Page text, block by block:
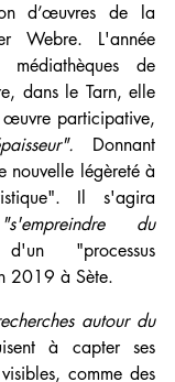
d’œuvres de la
Webre. L'année
de
dans le Tarn, elle
œuvre participative,
Donnant
nouvelle légèreté à
Il s'agira
"s'empreindre du
"processus
2019 à Sète.
autour du
à capter ses